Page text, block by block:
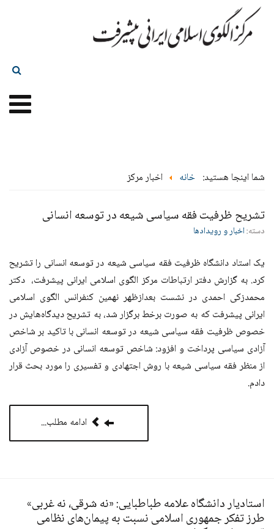
شما اینجا هستید: خانه اخبار مرکز
تشریح ظرفیت فقه سیاسی شیعه در توسعه انسانی
دسته:اخبار و رویدادها
یک استاد دانشگاه ظرفیت فقه سیاسی شیعه در توسعه انسانی را تشریح
کرد. به گزارش دفتر ارتباطات مرکز الگوی اسلامی ایرانی پیشرفت، دکتر
محمدزکی احمدی در نشست بعدازظهر نهمین کنفرانس الگوی اسلامی
ایرانی پیشرفت که به صورت برخط برگزار شد، به تشریح دیدگاه‌هایش در
خصوص ظرفیت فقه سیاسی شیعه در توسعه انسانی با تاکید بر شاخص
آزادی سیاسی پرداخت و افزود: شاخص توسعه انسانی در خصوص آزادی
از منظر فقه سیاسی شیعه با روش اجتهادی و تفسیری را مورد بحث قرار
دادم.
ادامه مطلب...
استادیار دانشگاه علامه طباطبایی: «نه شرقی، نه غربی»
طرز تفکر جمهوری اسلامی نسبت به پیمان‌های نظامی